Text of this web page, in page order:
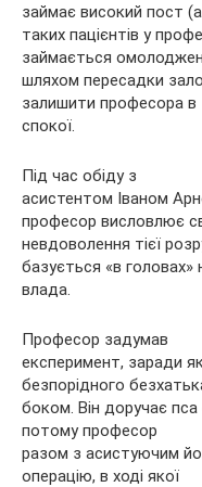
займає високий пост (а
таких пацієнтів у
займається
шляхом пересадки
залишити професора в
спокої.
Під час обіду з
асистентом Іваном
професор висловлює
невдоволення тієї
базується «в головах»
влада.
Професор задумав
експеримент, заради
безпорідного
боком. Він доручає пса
потому професор
разом з асистуючим
операцію, в ході якої